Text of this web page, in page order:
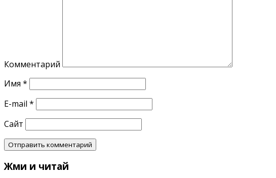
Комментарий
Имя *
E-mail *
Сайт
Жми и читай